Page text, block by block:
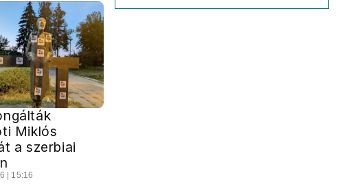
Miklós
a szerbiai
| 15:16